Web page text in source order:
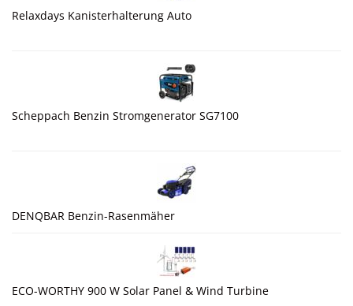
Relaxdays Kanisterhalterung Auto
Scheppach Benzin Stromgenerator SG7100
DENQBAR Benzin-Rasenmäher
ECO-WORTHY 900 W Solar Panel & Wind Turbine